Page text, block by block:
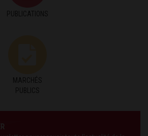
PUBLICATIONS
MARCHÉS
PUBLICS